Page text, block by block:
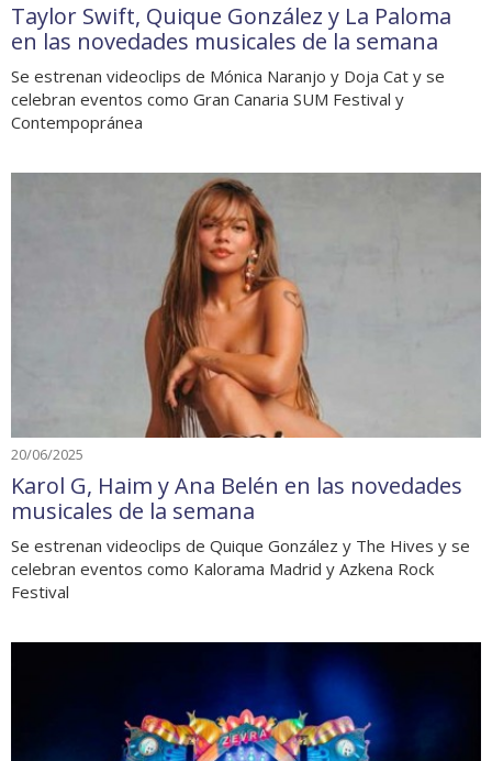
Taylor Swift, Quique González y La Paloma
en las novedades musicales de la semana
Se estrenan videoclips de Mónica Naranjo y Doja Cat y se
celebran eventos como Gran Canaria SUM Festival y
Contempopránea
20/06/2025
Karol G, Haim y Ana Belén en las novedades
musicales de la semana
Se estrenan videoclips de Quique González y The Hives y se
celebran eventos como Kalorama Madrid y Azkena Rock
Festival